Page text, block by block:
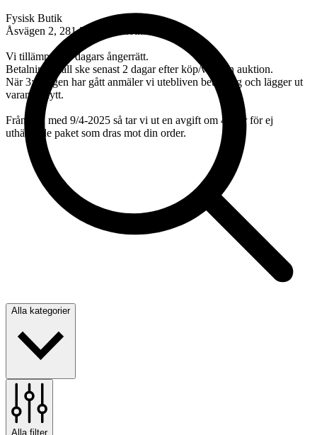
Fysisk Butik
Åsvägen 2, 281 37 Hässleholm
Vi tillämpar 14 dagars ångerrätt.
Betalning skall ske senast 2 dagar efter köp/vunnen auktion.
När 3:e dagen har gått anmäler vi utebliven betalning och lägger ut
varan pånytt.
Från och med 9/4-2025 så tar vi ut en avgift om 450kr för ej
uthämtade paket som dras mot din order.
Alla kategorier
Alla filter